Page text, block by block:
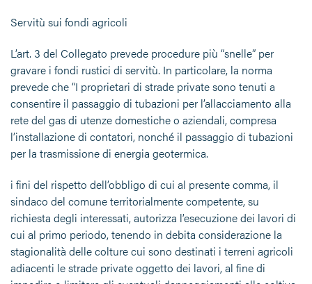
Servitù sui fondi agricoli
L’art. 3 del Collegato prevede procedure più “snelle” per
gravare i fondi rustici di servitù. In particolare, la norma
prevede che “I proprietari di strade private sono tenuti a
consentire il passaggio di tubazioni per l’allacciamento alla
rete del gas di utenze domestiche o aziendali, compresa
l’installazione di contatori, nonché il passaggio di tubazioni
per la trasmissione di energia geotermica.
i fini del rispetto dell’obbligo di cui al presente comma, il
sindaco del comune territorialmente competente, su
richiesta degli interessati, autorizza l’esecuzione dei lavori di
cui al primo periodo, tenendo in debita considerazione la
stagionalità delle colture cui sono destinati i terreni agricoli
adiacenti le strade private oggetto dei lavori, al fine di